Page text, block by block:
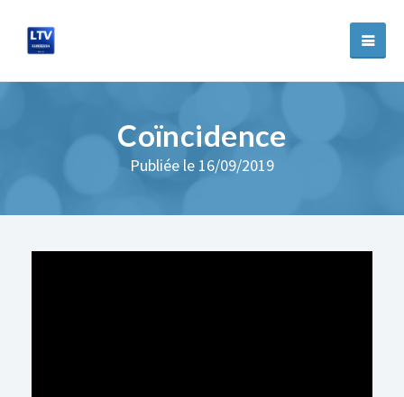
Coïncidence
Publiée le 16/09/2019